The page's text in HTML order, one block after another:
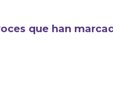
que han